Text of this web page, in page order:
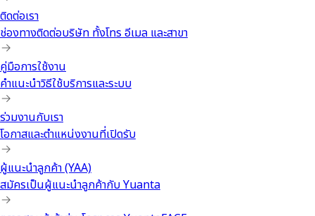
ติดต่อเรา
ช่องทางติดต่อบริษัท ทั้งโทร อีเมล และสาขา
คู่มือการใช้งาน
คำแนะนำวิธีใช้บริการและระบบ
ร่วมงานกับเรา
โอกาสและตำแหน่งงานที่เปิดรับ
ผู้แนะนำลูกค้า (YAA)
สมัครเป็นผู้แนะนำลูกค้ากับ Yuanta